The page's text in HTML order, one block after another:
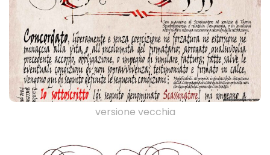
versione vecchia